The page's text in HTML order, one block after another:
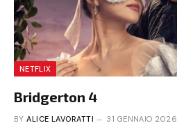
NETFLIX
Bridgerton 4
BY ALICE LAVORATTI 31 GENNAIO 2026